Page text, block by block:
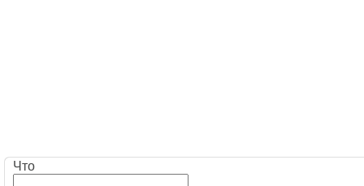
Что